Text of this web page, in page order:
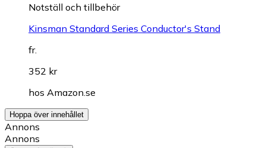
Notställ och tillbehör
Kinsman Standard Series Conductor's Stand
fr.
352 kr
hos Amazon.se
Hoppa över innehållet
Annons
Annons